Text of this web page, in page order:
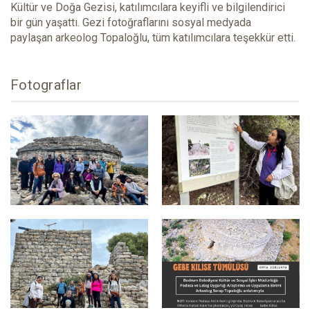
Kültür ve Doğa Gezisi, katılımcılara keyifli ve bilgilendirici
bir gün yaşattı. Gezi fotoğraflarını sosyal medyada
paylaşan arkeolog Topaloğlu, tüm katılımcılara teşekkür etti.
Fotograflar